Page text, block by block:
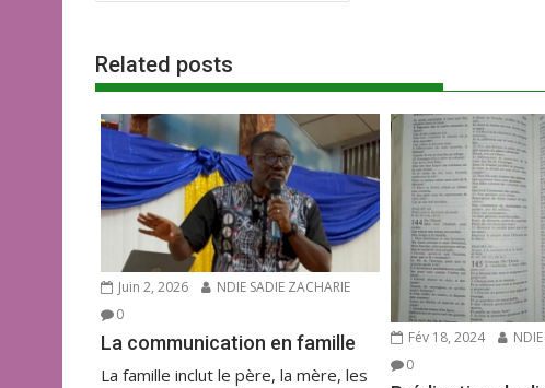
o
o
k
p
p
Related posts
Juin 2, 2026
NDIE SADIE ZACHARIE
0
La communication en famille
La famille inclut le père, la mère, les
Fév 18, 2024
0